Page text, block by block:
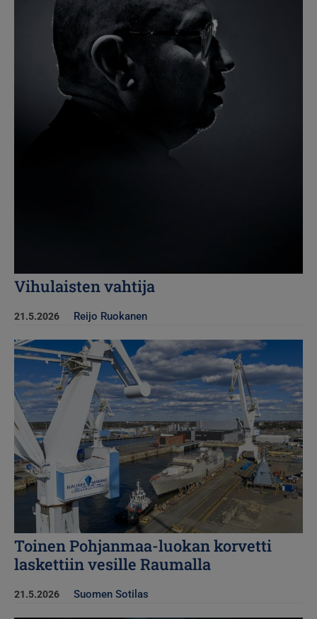
Vihulaisten vahtija
21.5.2026 Reijo Ruokanen
Kuva
Toinen Pohjanmaa-luokan korvetti
laskettiin vesille Raumalla
21.5.2026 Suomen Sotilas